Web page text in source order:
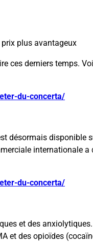
plus avantageux
ces derniers temps.
du-concerta/
désormais disponible
internationale a
du-concerta/
et des
et des opioïdes